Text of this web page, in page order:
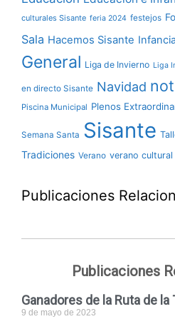
culturales Sisante feria 2024 festejos
Sala Hacemos Sisante
General Liga de Invierno Liga
en directo Sisante Navidad
Piscina Municipal Plenos
Semana Santa Sisante
Tradiciones Verano verano cultural
Publicaciones
Publicaciones
Ganadores de la Ruta de la
9 de mayo de 2023